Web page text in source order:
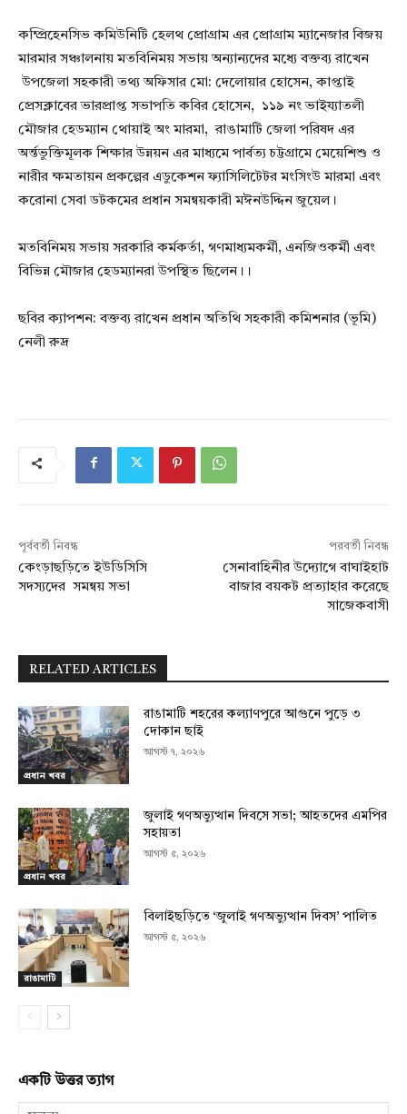
কম্প্রিহেনসিভ কমিউনিটি হেলথ প্রোগ্রাম এর প্রোগ্রাম ম্যানেজার বিজয়
মারমার সঞ্চালনায় মতবিনিময় সভায় অন্যান্যদের মধ্যে বক্তব্য রাখেন
উপজেলা সহকারী তথ্য অফিসার মো: দেলোয়ার হোসেন, কাপ্তাই
প্রেসক্লাবের ভারপ্রাপ্ত সভাপতি কবির হোসেন, ১১৯ নং ভাইয্যাতলী
মৌজার হেডম্যান থোয়াই অং মারমা, রাঙামাটি জেলা পরিষদ এর
অর্ন্তভুক্তিমূলক শিক্ষার উন্নয়ন এর মাধ্যমে পার্বত্য চট্টগ্রামে মেয়েশিশু ও
নারীর ক্ষমতায়ন প্রকল্পের এডুকেশন ফ্যাসিলিটেটর মংসিংউ মারমা এবং
করোনা সেবা ডটকমের প্রধান সমন্বয়কারী মঈনউদ্দিন জুয়েল।
মতবিনিময় সভায় সরকারি কর্মকর্তা, গণমাধ্যমকর্মী, এনজিওকর্মী এবং
বিভিন্ন মৌজার হেডম্যানরা উপস্থিত ছিলেন।।
ছবির ক্যাপশন: বক্তব্য রাখেন প্রধান অতিথি সহকারী কমিশনার (ভূমি)
নেলী রুদ্র
পূর্ববর্তী নিবন্ধ
কেংড়াছড়িতে ইউডিসিসি
সদস্যদের সমন্বয় সভা
পরবর্তী নিবন্ধ
সেনাবাহিনীর উদ্যোগে বাঘাইহাট
বাজার বয়কট প্রত্যাহার করেছে
সাজেকবাসী
RELATED ARTICLES
প্রধান খবর
রাঙামাটি শহরের কল্যাণপুরে আগুনে পুড়ে ৩
দোকান ছাই
আগস্ট ৭, ২০২৬
প্রধান খবর
জুলাই গণঅভ্যুত্থান দিবসে সভা; আহতদের এমপির
সহায়তা
আগস্ট ৫, ২০২৬
রাঙামাটি
বিলাইছড়িতে ‘জুলাই গণঅভ্যুত্থান দিবস’ পালিত
আগস্ট ৫, ২০২৬
একটি উত্তর ত্যাগ